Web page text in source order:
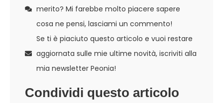
merito? Mi farebbe molto piacere sapere
cosa ne pensi, lasciami un commento!
Se ti è piaciuto questo articolo e vuoi restare
aggiornata sulle mie ultime novità, iscriviti alla
mia newsletter Peonia!
Condividi questo articolo